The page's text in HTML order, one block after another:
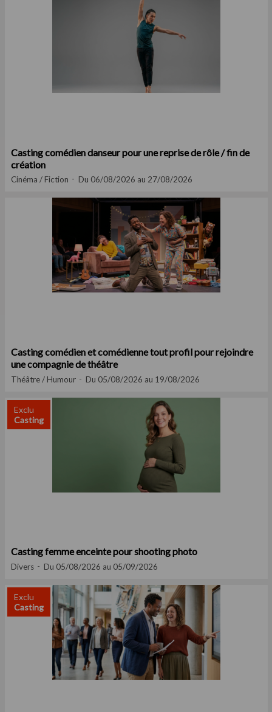
Casting comédien danseur pour une reprise de rôle / fin de
création
Cinéma / Fiction Du 06/08/2026 au 27/08/2026
Casting comédien et comédienne tout profil pour rejoindre
une compagnie de théâtre
Théâtre / Humour Du 05/08/2026 au 19/08/2026
Exclu
Casting
Casting femme enceinte pour shooting photo
Divers Du 05/08/2026 au 05/09/2026
Exclu
Casting